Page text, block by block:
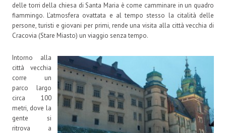
delle torri della chiesa di Santa Maria è come camminare in un quadro
fiammingo. L’atmosfera ovattata e al tempo stesso la citalità delle
persone, turisti e giovani per primi, rende una visita alla città vecchia di
Cracovia (Stare Miasto) un viaggio senza tempo.
Intorno alla
città vecchia
corre un
parco largo
circa 100
metri, dove la
gente si
ritrova a